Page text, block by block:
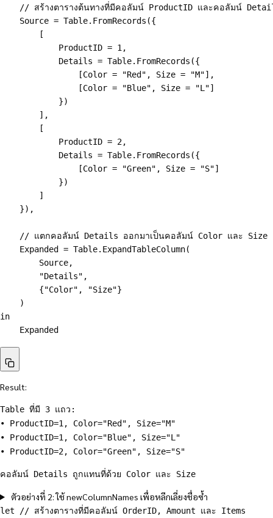
// สร้างตารางต้นทางที่มีคอลัมน์ ProductID และคอลัมน์
    Source = Table.FromRecords({
        [
            ProductID = 1,
            Details = Table.FromRecords({
                [Color = "Red", Size = "M"],
                [Color = "Blue", Size = "L"]
            })
        ],
        [
            ProductID = 2,
            Details = Table.FromRecords({
                [Color = "Green", Size = "S"]
            })
        ]
    }),
    // แตกคอลัมน์ Details ออกมาเป็นคอลัมน์ Color และ Size
    Expanded =
Table.ExpandTableColumn(
        Source
,
        "Details"
,
        {"Color", "Size"}
)
in
    Expanded
Result:
Table ที่มี 3 แถว:
• ProductID=1, Color="Red", Size="M"
• ProductID=1, Color="Blue", Size="L"
• ProductID=2, Color="Green", Size="S"
คอลัมน์ Details ถูกแทนที่ด้วย Color และ Size
ตัวอย่างที่ 2: ใช้ newColumnNames เพื่อหลีกเลี่ยงชื่อซ้ำ
let // สร้างตารางที่มีคอลัมน์ OrderID, Amount และ Items